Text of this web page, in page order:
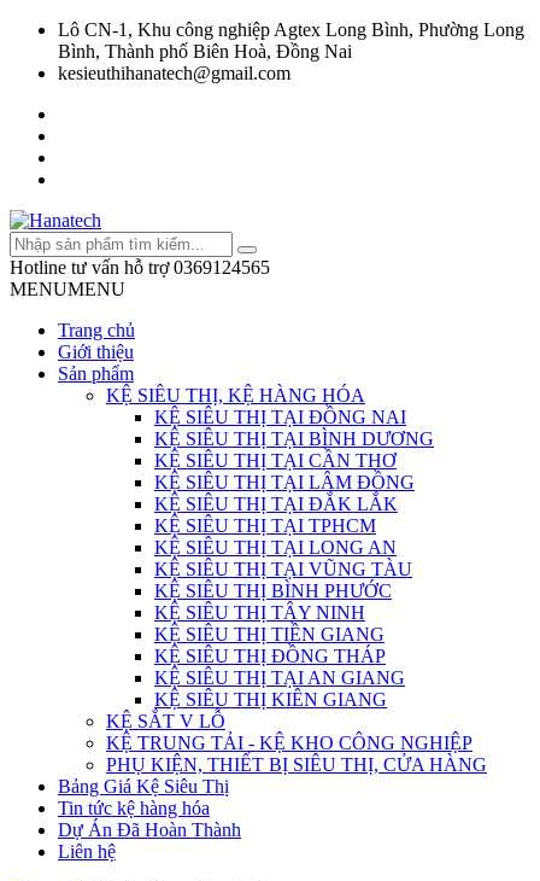
Lô CN-1, Khu công nghiệp Agtex Long Bình, Phường Long
Bình, Thành phố Biên Hoà, Đồng Nai
kesieuthihanatech@gmail.com
Hotline tư vấn hỗ trợ 0369124565
MENUMENU
Trang chủ
Giới thiệu
Sản phẩm
KỆ SIÊU THỊ, KỆ HÀNG HÓA
KỆ SIÊU THỊ TẠI ĐỒNG NAI
KỆ SIÊU THỊ TẠI BÌNH DƯƠNG
KỆ SIÊU THỊ TẠI CẦN THƠ
KỆ SIÊU THỊ TẠI LÂM ĐỒNG
KỆ SIÊU THỊ TẠI ĐẮK LẮK
KỆ SIÊU THỊ TẠI TPHCM
KỆ SIÊU THỊ TẠI LONG AN
KỆ SIÊU THỊ TẠI VŨNG TÀU
KỆ SIÊU THỊ BÌNH PHƯỚC
KỆ SIÊU THỊ TÂY NINH
KỆ SIÊU THỊ TIỀN GIANG
KỆ SIÊU THỊ ĐỒNG THÁP
KỆ SIÊU THỊ TẠI AN GIANG
KỆ SIÊU THỊ KIÊN GIANG
KỆ SẮT V LỖ
KỆ TRUNG TẢI - KỆ KHO CÔNG NGHIỆP
PHỤ KIỆN, THIẾT BỊ SIÊU THỊ, CỬA HÀNG
Bảng Giá Kệ Siêu Thị
Tin tức kệ hàng hóa
Dự Án Đã Hoàn Thành
Liên hệ